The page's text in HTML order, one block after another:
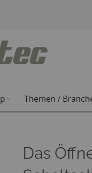
Themen /
Das